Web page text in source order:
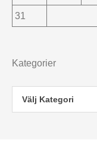
31
Kategorier